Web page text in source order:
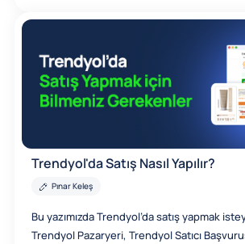
Trendyol'da Satış Nasıl Yapılır?
Pınar Keleş
Bu yazımızda Trendyol’da satış yapmak
Trendyol Pazaryeri, Trendyol Satıcı